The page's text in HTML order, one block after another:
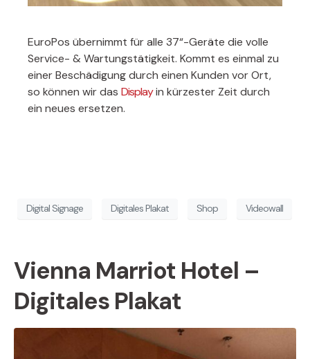
EuroPos übernimmt für alle 37“-Geräte die volle
Service- & Wartungstätigkeit. Kommt es einmal zu
einer Beschädigung durch einen Kunden vor Ort,
so können wir das Displayin kürzester Zeit durch
ein neues ersetzen.
Digital Signage Digitales Plakat Shop Videowall
Vienna Marriot Hotel –
Digitales Plakat